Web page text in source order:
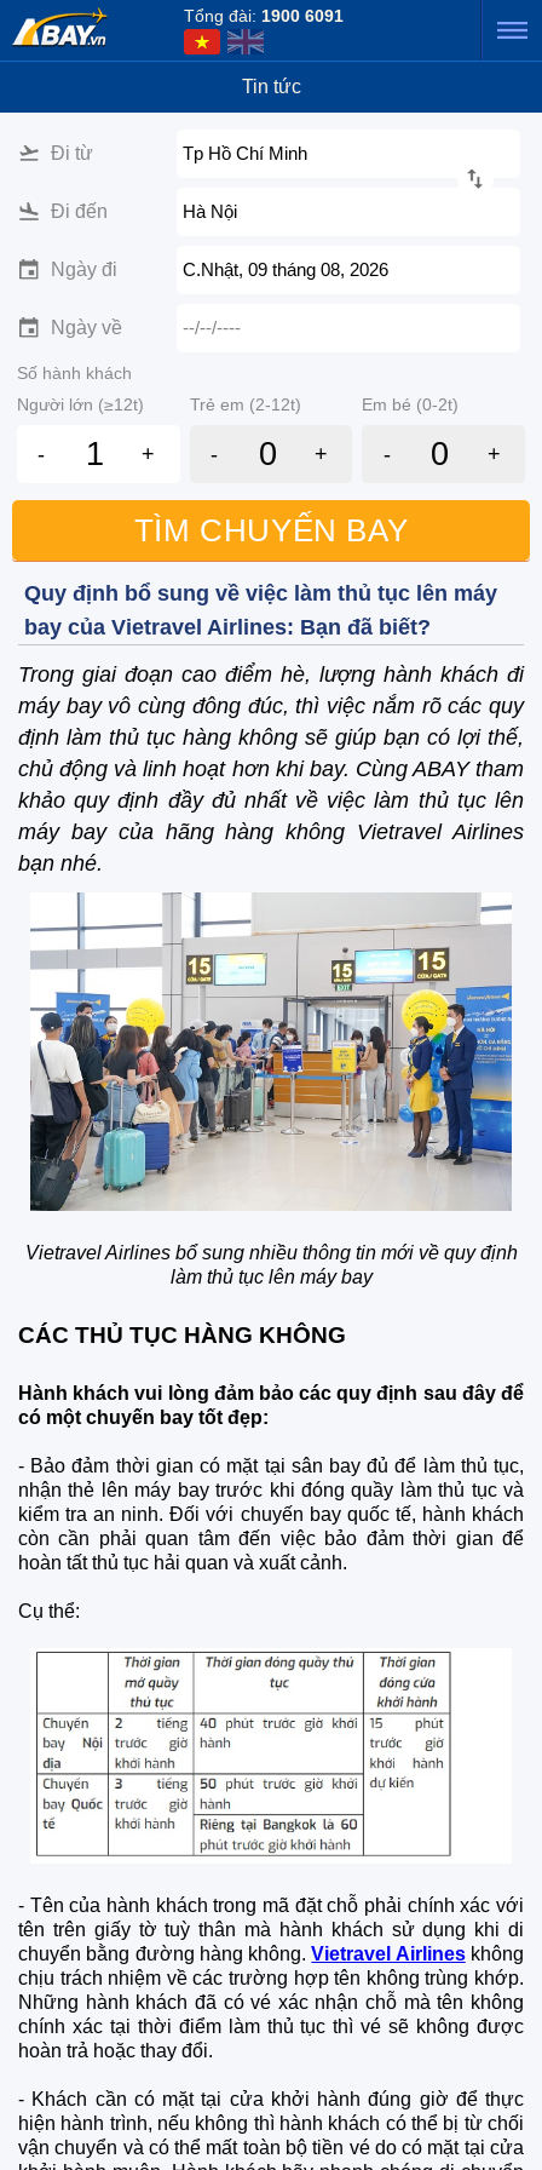
Tổng đài: 1900 6091
Tin tức
Đi từ Tp Hồ Chí Minh
Đi đến Hà Nội
Ngày đi C.Nhật, 09 tháng 08, 2026
Ngày về --/--/----
Số hành khách
Người lớn (≥12t)
Trẻ em (2-12t) Em bé (0-2t)
- + - + - +
TÌM CHUYẾN BAY
Quy định bổ sung về việc làm thủ tục lên máy
bay của Vietravel Airlines: Bạn đã biết?
Trong giai đoạn cao điểm hè, lượng hành khách đi
máy bay vô cùng đông đúc, thì việc nắm rõ các quy
định làm thủ tục hàng không sẽ giúp bạn có lợi thế,
chủ động và linh hoạt hơn khi bay. Cùng ABAY tham
khảo quy định đầy đủ nhất về việc làm thủ tục lên
máy bay của hãng hàng không Vietravel Airlines
bạn nhé.
Vietravel Airlines bổ sung nhiều thông tin mới về quy định
làm thủ tục lên máy bay
CÁC THỦ TỤC HÀNG KHÔNG
Hành khách vui lòng đảm bảo các quy định sau đây để
có một chuyến bay tốt đẹp:
- Bảo đảm thời gian có mặt tại sân bay đủ để làm thủ tục,
nhận thẻ lên máy bay trước khi đóng quầy làm thủ tục và
kiểm tra an ninh. Đối với chuyến bay quốc tế, hành khách
còn cần phải quan tâm đến việc bảo đảm thời gian để
hoàn tất thủ tục hải quan và xuất cảnh.
Cụ thể:
- Tên của hành khách trong mã đặt chỗ phải chính xác với
tên trên giấy tờ tuỳ thân mà hành khách sử dụng khi di
chuyển bằng đường hàng không.Vietravel Airlineskhông
chịu trách nhiệm về các trường hợp tên không trùng khớp.
Những hành khách đã có vé xác nhận chỗ mà tên không
chính xác tại thời điểm làm thủ tục thì vé sẽ không được
hoàn trả hoặc thay đổi.
- Khách cần có mặt tại cửa khởi hành đúng giờ để thực
hiện hành trình, nếu không thì hành khách có thể bị từ chối
vận chuyển và có thể mất toàn bộ tiền vé do có mặt tại cửa